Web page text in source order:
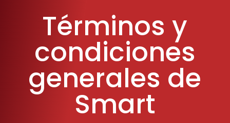
Términos y
condiciones
generales de
Smart